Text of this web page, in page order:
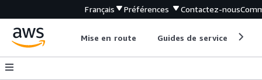
Français Préférences Contactez-nous
Mise en route Guides de service